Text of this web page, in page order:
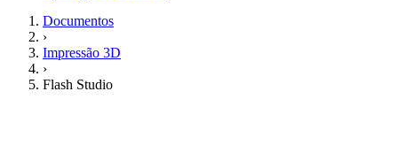
Documentos
›
Impressão 3D
›
Flash Studio